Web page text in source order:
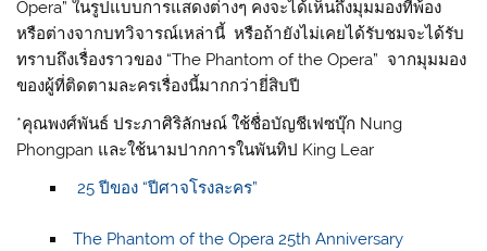
Opera” ในรูปแบบการแสดงต่างๆ คงจะได้เห็นถึงมุมมองที่พ้อง
หรือต่างจากบทวิจารณ์เหล่านี้ หรือถ้ายังไม่เคยได้รับชมจะได้รับ
ทราบถึงเรื่องราวของ “The Phantom of the Opera” จากมุมมอง
ของผู้ที่ติดตามละครเรื่องนี้มากกว่ายี่สิบปี
*คุณพงศ์พันธ์ ประภาศิริลักษณ์ ใช้ชื่อบัญชีเฟซบุ๊ก Nung
Phongpan และใช้นามปากการในพันทิป King Lear
25 ปีของ “ปีศาจโรงละคร”
The Phantom of the Opera 25th Anniversary